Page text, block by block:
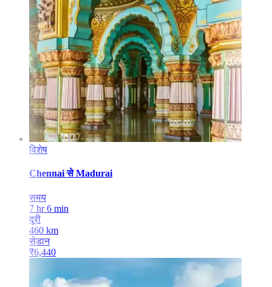
विशेष
Chennai से Madurai
समय
7 hr 6 min
दूरी
460 km
सेडान
₹6,440